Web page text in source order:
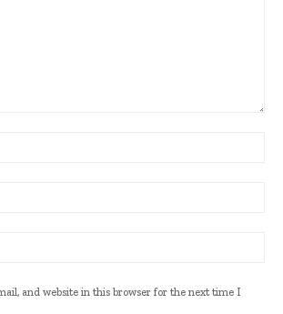
and website in this browser for the next time I